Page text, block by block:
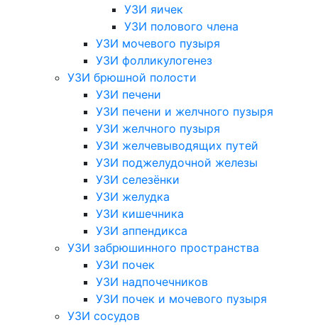
УЗИ яичек
УЗИ полового члена
УЗИ мочевого пузыря
УЗИ фолликулогенез
УЗИ брюшной полости
УЗИ печени
УЗИ печени и желчного пузыря
УЗИ желчного пузыря
УЗИ желчевыводящих путей
УЗИ поджелудочной железы
УЗИ селезёнки
УЗИ желудка
УЗИ кишечника
УЗИ аппендикса
УЗИ забрюшинного пространства
УЗИ почек
УЗИ надпочечников
УЗИ почек и мочевого пузыря
УЗИ сосудов